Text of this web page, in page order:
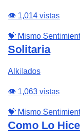
👁️ 1,014 vistas
💝 Mismo
Solitaria
Alkilados
👁️ 1,063 vistas
💝 Mismo
Como Lo